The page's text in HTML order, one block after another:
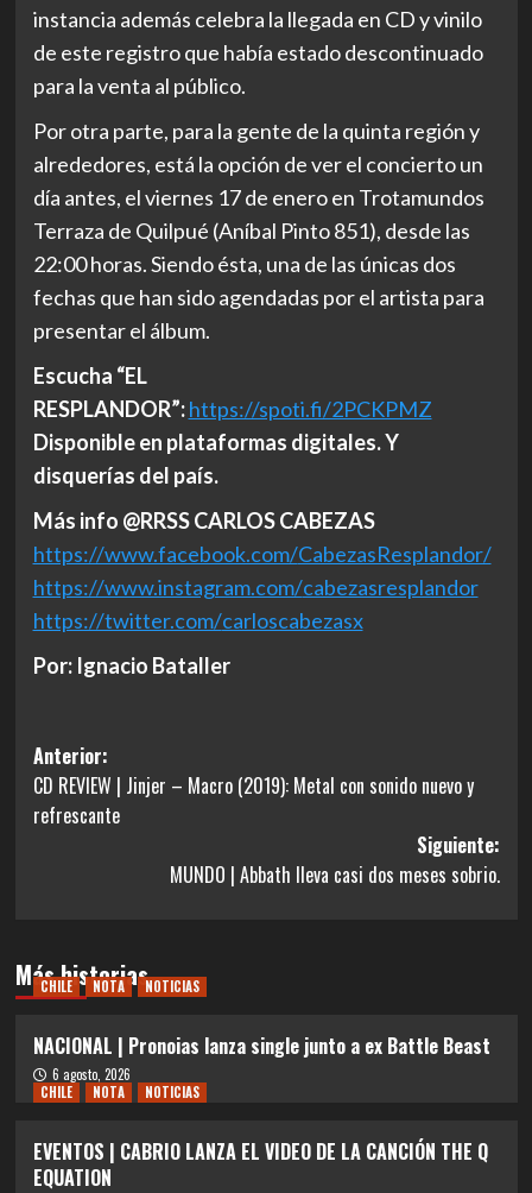
instancia además celebra la llegada en CD y vinilo
de este registro que había estado descontinuado
para la venta al público.
Por otra parte, para la gente de la quinta región y
alrededores, está la opción de ver el concierto un
día antes, el viernes 17 de enero en Trotamundos
Terraza de Quilpué (Aníbal Pinto 851), desde las
22:00 horas. Siendo ésta, una de las únicas dos
fechas que han sido agendadas por el artista para
presentar el álbum.
Escucha “EL
RESPLANDOR”:https://spoti.fi/2PCKPMZ
Disponible en plataformas digitales. Y
disquerías del país.
Más info @RRSS CARLOS CABEZAS
https://www.facebook.com/CabezasResplandor/
https://www.instagram.com/cabezasresplandor
https://twitter.com/carloscabezasx
Por: Ignacio Bataller
Navegación
de
entradas
Anterior:
CD REVIEW | Jinjer – Macro (2019): Metal con sonido nuevo y
refrescante
Siguiente:
MUNDO | Abbath lleva casi dos meses sobrio.
Más historias
CHILE NOTA NOTICIAS
NACIONAL | Pronoias lanza single junto a ex Battle Beast
6 agosto, 2026
CHILE
NOTA NOTICIAS
EVENTOS | CABRIO LANZA EL VIDEO DE LA CANCIÓN THE Q
EQUATION